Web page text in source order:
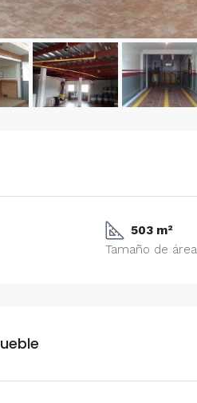
503 m²
Tamaño de área
Alquiler en Prados del Este – 2
y Equipado